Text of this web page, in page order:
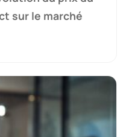
sur le marché